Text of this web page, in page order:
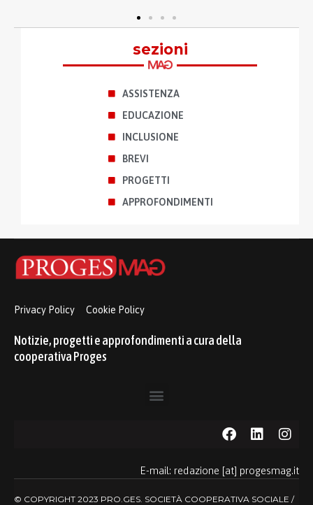
sezioni
ASSISTENZA
EDUCAZIONE
INCLUSIONE
BREVI
PROGETTI
APPROFONDIMENTI
Privacy Policy Cookie Policy
Notizie, progetti e approfondimenti a cura della
cooperativa Proges
E-mail: redazione [at] progesmag.it
© COPYRIGHT 2023 PRO.GES. SOCIETÀ COOPERATIVA SOCIALE /